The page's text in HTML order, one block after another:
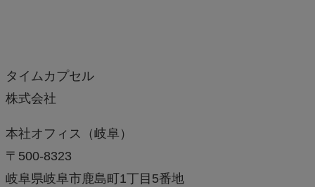
タイムカプセル
株式会社
本社オフィス（岐阜）
〒500-8323
岐阜県岐阜市鹿島町1丁目5番地